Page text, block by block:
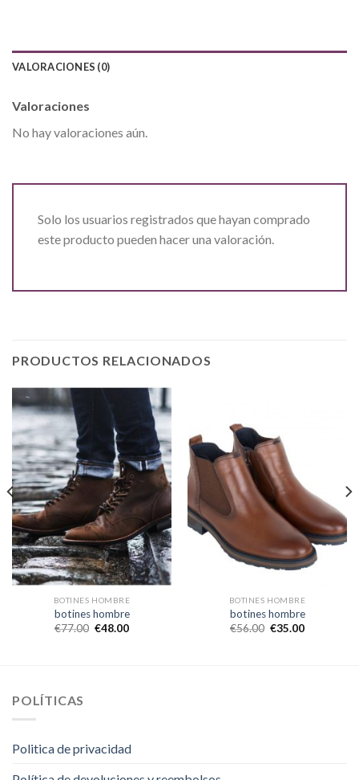
VALORACIONES (0)
Valoraciones
No hay valoraciones aún.
Solo los usuarios registrados que hayan comprado
este producto pueden hacer una valoración.
PRODUCTOS RELACIONADOS
BOTINES HOMBRE
botines hombre
€77.00 €48.00
BOTINES HOMBRE
botines hombre
€56.00 €35.00
POLÍTICAS
Politica de privacidad